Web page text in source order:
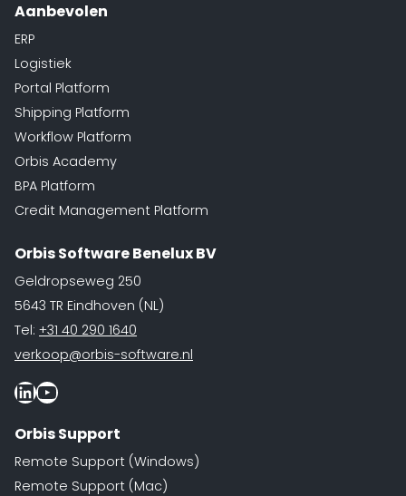
Aanbevolen
ERP
Logistiek
Portal Platform
Shipping Platform
Workflow Platform
Orbis Academy
BPA Platform
Credit Management Platform
Orbis Software Benelux BV
Geldropseweg 250
5643 TR Eindhoven (NL)
Tel: +31 40 290 1640
verkoop@orbis-software.nl
LinkedIn
Youtube
Orbis Support
Remote Support (Windows)
Remote Support (Mac)